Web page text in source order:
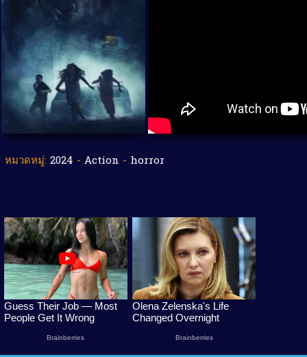
หมวดหมู่: 2024 - Action - horror